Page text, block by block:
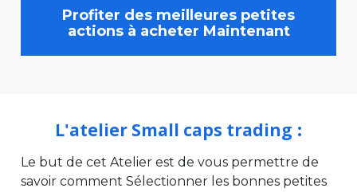
Profiter des meilleures petites
actions à acheter Maintenant
L'atelier Small caps trading :
Le but de cet Atelier est de vous permettre de
savoir comment Sélectionner les bonnes petites